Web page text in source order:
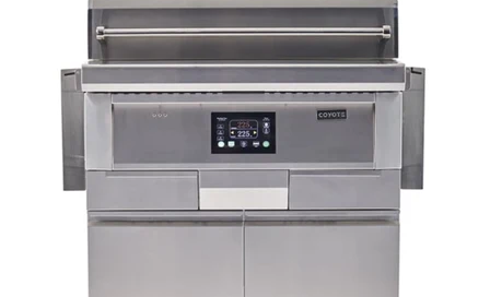
medios 0 en modal